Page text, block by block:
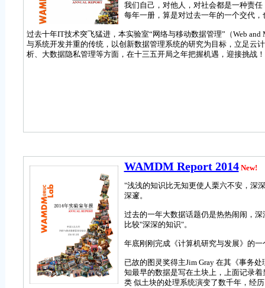
我们自己，对他人，对社会都是一种责
每年一册，算是对过去一年的一个交代
过去十年IT技术突飞猛进，本实验室“网络与移动数据管理”（Web
与系统开发并重的传统，以创新数据管理系统的研究为目标，立足云
析、大数据隐私管理等方面，在十三五开局之年把握机遇，迎接挑战！
WAMDM Report 2014 New!
"浅浅的知识比无知更使人栗六不安，深
深邃。
过去的一年大数据话题仍是热热闹闹，
比较"深深的知识"。
年底刚刚完成《计算机研究与发展》的
已故的图灵奖得主Jim Gray 在其《事务
知最早的数据是写在土块上，上面记录
类 似土块的处理系统演变了数千年，经